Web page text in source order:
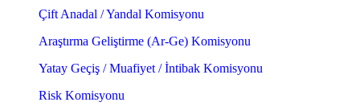
Çift Anadal / Yandal Komisyonu
Araştırma Geliştirme (Ar-Ge) Komisyonu
Yatay Geçiş / Muafiyet / İntibak Komisyonu
Risk Komisyonu